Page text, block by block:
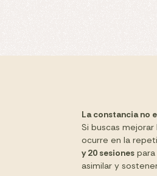
La constancia no
Si buscas
ocurre en la
y 20 sesiones
asimilar y